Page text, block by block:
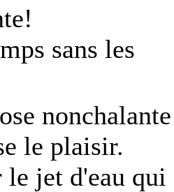
sans les
nonchalante
le plaisir.
le jet d'eau qui